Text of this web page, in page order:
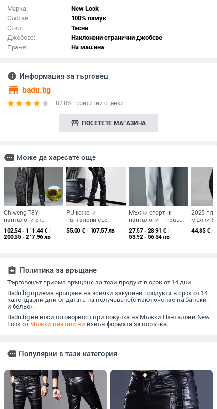
Марка:
New Look
Състав:
100% памук
Стил:
Тесни
Джобове:
Наклонени странични джобове
Пране:
На машина
info Информация за търговец
store badu.bg
82.8% позитивни оценки
storefront ПОСЕТЕТЕ МАГАЗИНА
more Може да харесате още
Chiweng T8Y
панталони от
телешка кожа първи
слой за мъже на
есен и зима,
водонепроницаеми,
за каране на открито
102.54 - 111.44€ /
200.55 - 217.96 лв
PU кожени
панталони със
гланцов финиш,
плисиран детайл,
55.00 € / 107.57 лв
Мъжки спортни
панталони — прав
силует, свободен
модел, зимни,
27.57 - 28.91 € /
53.92 - 56.54 лв
2025
мъжки
шарка,
44.85€ /
assignment_return Политика за връщане
Търговецът приема връщане за този продукт в срок от 14 дни.
Badu.bg приема връщане на всички закупени продукти в срок от 14
календарни дни от датата на получаване(с изключение на бански
и бельо).
Badu.bg не носи отговорност при покупка на Мъжки Панталони New
Lоок от Мъжки панталони извън формата за поръчка.
more Популярни в тази категория